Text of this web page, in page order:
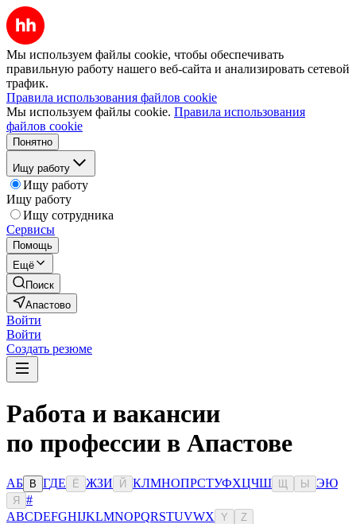
Мы используем файлы cookie, чтобы обеспечивать
правильную работу нашего веб-сайта и анализировать сетевой
трафик.
Правила использования файлов cookie
Мы используем файлы cookie. Правила использования
файлов cookie
Понятно
Ищу работу
Ищу работу
Ищу работу
Ищу сотрудника
Сервисы
Помощь
Ещё
Поиск
Апастово
Войти
Войти
Создать резюме
Работа и вакансии
по профессии в Апастове
АБ В ГДЕ Ё ЖЗИ Й КЛМНОПРСТУФХЦЧШ Ы ЭЮ
Я
#
ABCDEFGHIJKLMNOPQRSTUVWX Y Z